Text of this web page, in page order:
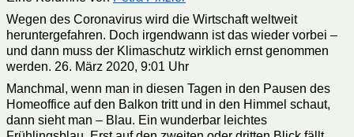
Wegen des Coronavirus wird die Wirtschaft weltweit
heruntergefahren. Doch irgendwann ist das wieder vorbei –
und dann muss der Klimaschutz wirklich ernst genommen
werden. 26. März 2020, 9:01 Uhr
Manchmal, wenn man in diesen Tagen in den Pausen des
Homeoffice auf den Balkon tritt und in den Himmel schaut,
dann sieht man – Blau. Ein wunderbar leichtes